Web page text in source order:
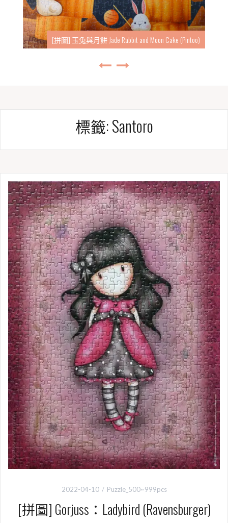
[拼圖] 玉兔與月餅 Jade Rabbit and Moon Cake (Pintoo)
標籤:Santoro
2022-04-10 Puzzle_500~999pcs
[拼圖] Gorjuss：Ladybird (Ravensburger)